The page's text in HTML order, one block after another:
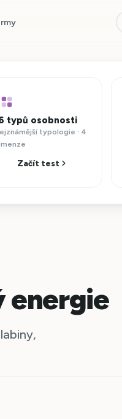
typů osobnosti
typologie · 4
Začít test
energie